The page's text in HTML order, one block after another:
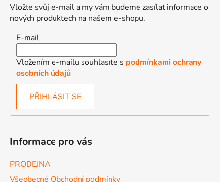
Vložte svůj e-mail a my vám budeme zasílat informace o
nových produktech na našem e-shopu.
E-mail
Vložením e-mailu souhlasíte s podmínkami ochrany
osobních údajů
PŘIHLÁSIT SE
Informace pro vás
PRODEJNA
Všeobecné Obchodní podmínky